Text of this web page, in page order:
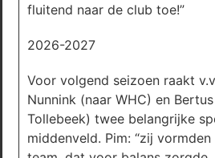
fluitend naar de club toe!”
2026-2027
Voor volgend seizoen raakt
Nunnink (naar WHC) en
Tollebeek) twee belangrijke
middenveld. Pim: “zij